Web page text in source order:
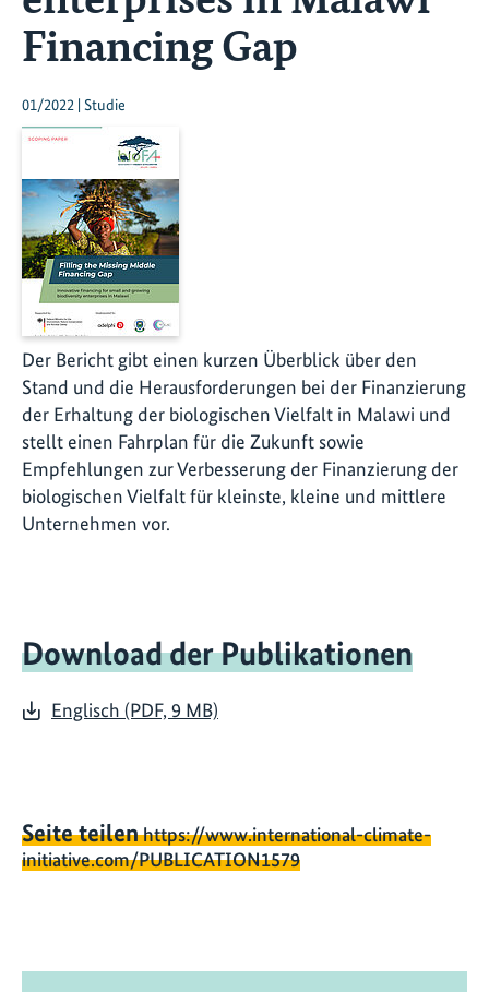
Financing Gap
01/2022 | Studie
Der Bericht gibt einen kurzen Überblick über den
Stand und die Herausforderungen bei der Finanzierung
der Erhaltung der biologischen Vielfalt in Malawi und
stellt einen Fahrplan für die Zukunft sowie
Empfehlungen zur Verbesserung der Finanzierung der
biologischen Vielfalt für kleinste, kleine und mittlere
Unternehmen vor.
Download der Publikationen
Englisch (PDF, 9 MB)
Seite teilenhttps://www.international-climate-
initiative.com/PUBLICATION1579